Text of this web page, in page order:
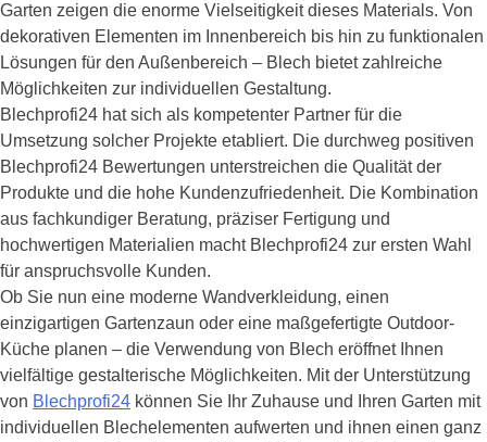
Garten zeigen die enorme Vielseitigkeit dieses Materials. Von
dekorativen Elementen im Innenbereich bis hin zu funktionalen
Lösungen für den Außenbereich – Blech bietet zahlreiche
Möglichkeiten zur individuellen Gestaltung.
Blechprofi24 hat sich als kompetenter Partner für die
Umsetzung solcher Projekte etabliert. Die durchweg positiven
Blechprofi24 Bewertungen unterstreichen die Qualität der
Produkte und die hohe Kundenzufriedenheit. Die Kombination
aus fachkundiger Beratung, präziser Fertigung und
hochwertigen Materialien macht Blechprofi24 zur ersten Wahl
für anspruchsvolle Kunden.
Ob Sie nun eine moderne Wandverkleidung, einen
einzigartigen Gartenzaun oder eine maßgefertigte Outdoor-
Küche planen – die Verwendung von Blech eröffnet Ihnen
vielfältige gestalterische Möglichkeiten. Mit der Unterstützung
von Blechprofi24 können Sie Ihr Zuhause und Ihren Garten mit
individuellen Blechelementen aufwerten und ihnen einen ganz